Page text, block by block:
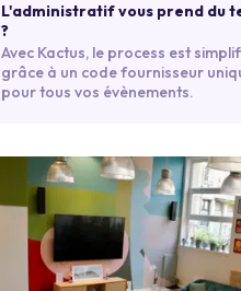
L'administratif vous prend du
?
Avec Kactus, le process est
grâce à un code fournisseur
pour tous vos évènements.